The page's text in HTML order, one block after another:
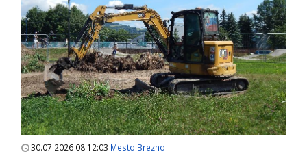
30.07.2026 08:12:03 Mesto Brezno